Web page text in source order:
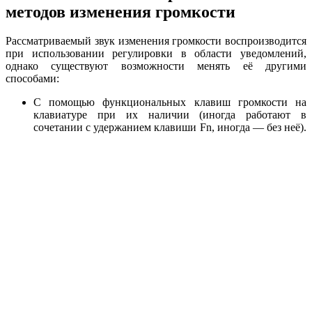
методов изменения громкости
Рассматриваемый звук изменения громкости воспроизводится
при использовании регулировки в области уведомлений,
однако существуют возможности менять её другими
способами:
С помощью функциональных клавиш громкости на
клавиатуре при их наличии (иногда работают в
сочетании с удержанием клавиши Fn, иногда — без неё).